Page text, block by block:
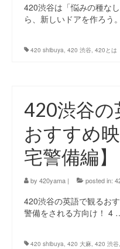
420渋谷は「悩みの種な
ら、新しいドアを作ろう
420 shibuya 420 渋谷 420とは
420渋谷の
おすすめ
宅警備編】
by 420yama | posted in:
420渋谷の英語で観るお
警備をされる方向け！ 4
420 shibuya 420 大麻 420 渋谷